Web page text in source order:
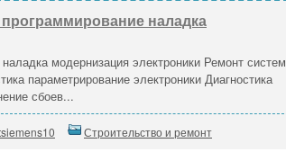
наладка
модернизация электроники Ремонт
параметрирование электроники Диагностика
сбоев...
Строительство и ремонт